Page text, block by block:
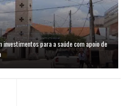
para a saúde com apoio de